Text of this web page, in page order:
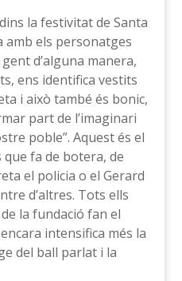
la festivitat de Santa
amb els personatges
d’alguna manera,
ens identifica vestits
i això també és bonic,
part de l’imaginari
poble”. Aquest és el
que fa de botera, de
el policia o el Gerard
d’altres. Tots ells
la fundació fan el
intensifica més la
del ball parlat i la